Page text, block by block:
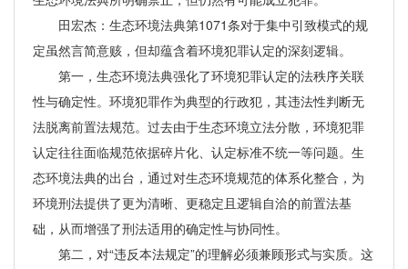
田宏杰：生态环境法典第1071条对于集中引致模式的规
定虽然言简意赅，但却蕴含着环境犯罪认定的深刻逻辑。
第一，生态环境法典强化了环境犯罪认定的法秩序关联
性与确定性。环境犯罪作为典型的行政犯，其违法性判断无
法脱离前置法规范。过去由于生态环境立法分散，环境犯罪
认定往往面临规范依据碎片化、认定标准不统一等问题。生
态环境法典的出台，通过对生态环境规范的体系化整合，为
环境刑法提供了更为清晰、更稳定且逻辑自洽的前置法基
础，从而增强了刑法适用的确定性与协同性。
第二，对“违反本法规定”的理解必须兼顾形式与实质。这